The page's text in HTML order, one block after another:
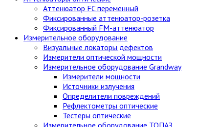
Аттенюатор FC переменный
Фиксированные аттенюатор-розетка
Фиксированный FM-аттенюатор
Измерительное оборудование
Визуальные локаторы дефектов
Измерители оптической мощности
Измерительное оборудование Grandway
Измерители мощности
Источники излучения
Определители повреждений
Рефлектометры оптические
Тестеры оптические
Измерительное оборудование ТОПАЗ